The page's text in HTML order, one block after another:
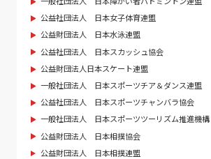
公益社団法人 日本女子体育連盟
公益財団法人 日本水泳連盟
公益社団法人 日本スカッシュ協会
公益財団法人日本スケート連盟
一般社団法人 日本スポーツチア＆ダンス連盟
公益社団法人 日本スポーツチャンバラ協会
一般社団法人 日本スポーツツーリズム推進機構
公益財団法人 日本相撲協会
公益財団法人 日本相撲連盟